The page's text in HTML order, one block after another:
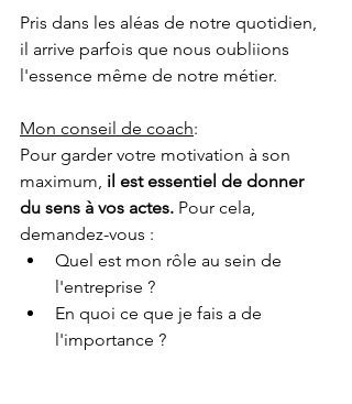
Pris dans les aléas de notre quotidien,
il arrive parfois que nous oubliions
l'essence même de notre métier.
Mon conseil de coach:
Pour garder votre motivation à son
maximum, il est essentiel de donner
du sens à vos actes. Pour cela,
demandez-vous :
Quel est mon rôle au sein de
l'entreprise ?
En quoi ce que je fais a de
l'importance ?